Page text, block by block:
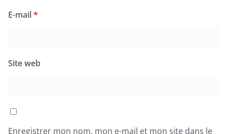
E-mail*
Site web
Enregistrer mon nom, mon e-mail et mon site dans le